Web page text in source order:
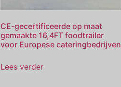
CE-gecertificeerde op maat
gemaakte 16,4FT foodtrailer
voor Europese cateringbedrijven
Lees verder